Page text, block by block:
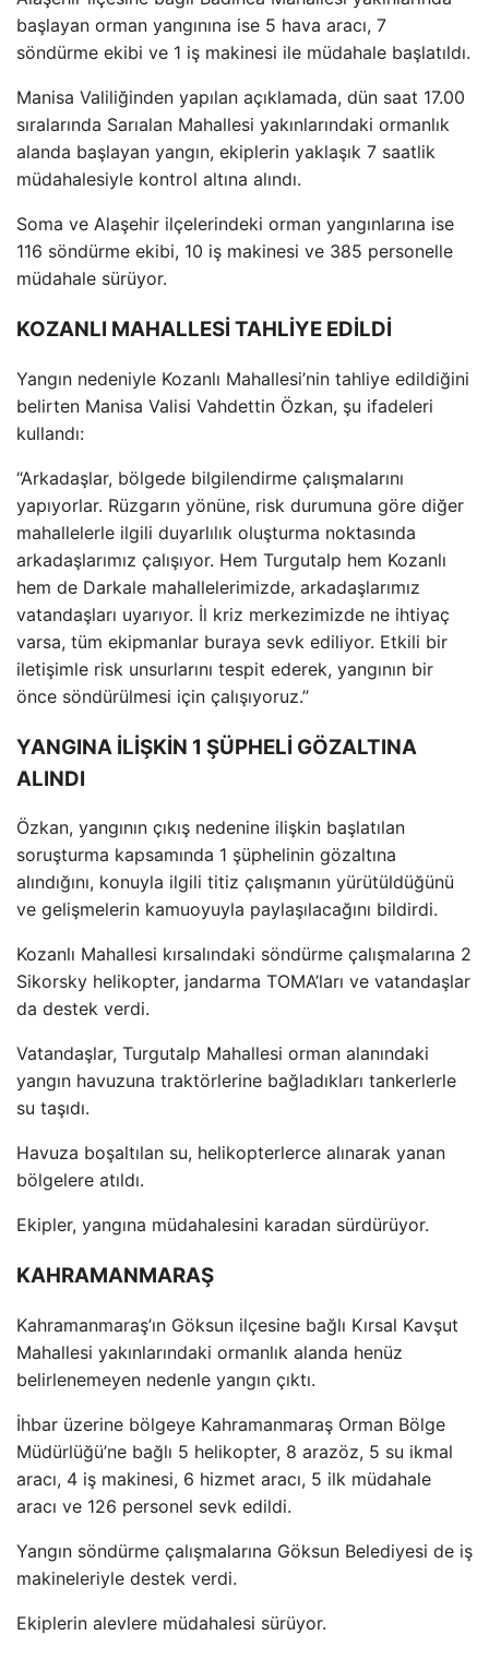
başlayan orman yangınına ise 5 hava aracı, 7
söndürme ekibi ve 1 iş makinesi ile müdahale başlatıldı.
Manisa Valiliğinden yapılan açıklamada, dün saat 17.00
sıralarında Sarıalan Mahallesi yakınlarındaki ormanlık
alanda başlayan yangın, ekiplerin yaklaşık 7 saatlik
müdahalesiyle kontrol altına alındı.
Soma ve Alaşehir ilçelerindeki orman yangınlarına ise
116 söndürme ekibi, 10 iş makinesi ve 385 personelle
müdahale sürüyor.
KOZANLI MAHALLESİ TAHLİYE EDİLDİ
Yangın nedeniyle Kozanlı Mahallesi’nin tahliye edildiğini
belirten Manisa Valisi Vahdettin Özkan, şu ifadeleri
kullandı:
“Arkadaşlar, bölgede bilgilendirme çalışmalarını
yapıyorlar. Rüzgarın yönüne, risk durumuna göre diğer
mahallelerle ilgili duyarlılık oluşturma noktasında
arkadaşlarımız çalışıyor. Hem Turgutalp hem Kozanlı
hem de Darkale mahallelerimizde, arkadaşlarımız
vatandaşları uyarıyor. İl kriz merkezimizde ne ihtiyaç
varsa, tüm ekipmanlar buraya sevk ediliyor. Etkili bir
iletişimle risk unsurlarını tespit ederek, yangının bir
önce söndürülmesi için çalışıyoruz.”
YANGINA İLİŞKİN 1 ŞÜPHELİ GÖZALTINA
ALINDI
Özkan, yangının çıkış nedenine ilişkin başlatılan
soruşturma kapsamında 1 şüphelinin gözaltına
alındığını, konuyla ilgili titiz çalışmanın yürütüldüğünü
ve gelişmelerin kamuoyuyla paylaşılacağını bildirdi.
Kozanlı Mahallesi kırsalındaki söndürme çalışmalarına 2
Sikorsky helikopter, jandarma TOMA’ları ve vatandaşlar
da destek verdi.
Vatandaşlar, Turgutalp Mahallesi orman alanındaki
yangın havuzuna traktörlerine bağladıkları tankerlerle
su taşıdı.
Havuza boşaltılan su, helikopterlerce alınarak yanan
bölgelere atıldı.
Ekipler, yangına müdahalesini karadan sürdürüyor.
KAHRAMANMARAŞ
Kahramanmaraş’ın Göksun ilçesine bağlı Kırsal Kavşut
Mahallesi yakınlarındaki ormanlık alanda henüz
belirlenemeyen nedenle yangın çıktı.
İhbar üzerine bölgeye Kahramanmaraş Orman Bölge
Müdürlüğü’ne bağlı 5 helikopter, 8 arazöz, 5 su ikmal
aracı, 4 iş makinesi, 6 hizmet aracı, 5 ilk müdahale
aracı ve 126 personel sevk edildi.
Yangın söndürme çalışmalarına Göksun Belediyesi de iş
makineleriyle destek verdi.
Ekiplerin alevlere müdahalesi sürüyor.